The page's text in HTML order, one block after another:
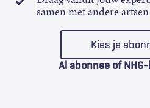
samen met andere
Kies je
Al abonnee of